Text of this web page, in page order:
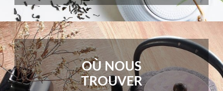
OÙ NOUS
TROUVER